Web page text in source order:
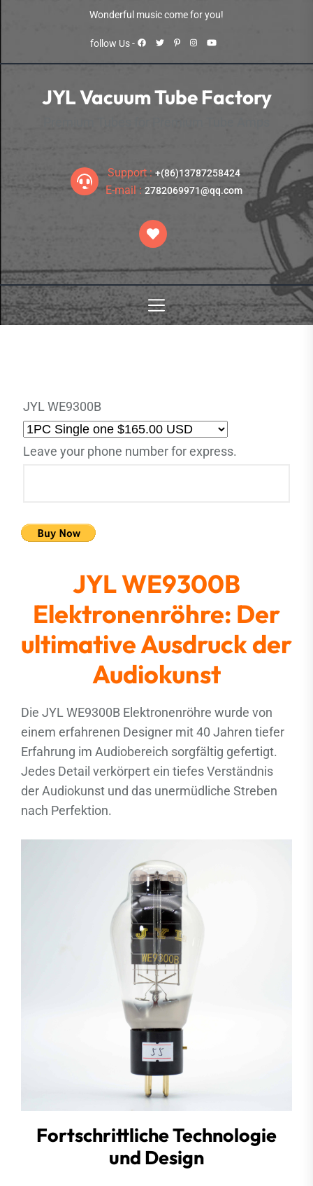
content
Wonderful music come for you!
follow Us -
JYL Vacuum Tube Factory
Support :+(86)13787258424
E-mail : 2782069971@qq.com
JYL WE9300B
Leave your phone number for express.
JYL WE9300B
Elektronenröhre: Der
ultimative Ausdruck der
Audiokunst
Die JYL WE9300B Elektronenröhre wurde von
einem erfahrenen Designer mit 40 Jahren tiefer
Erfahrung im Audiobereich sorgfältig gefertigt.
Jedes Detail verkörpert ein tiefes Verständnis
der Audiokunst und das unermüdliche Streben
nach Perfektion.
Fortschrittliche Technologie
und Design